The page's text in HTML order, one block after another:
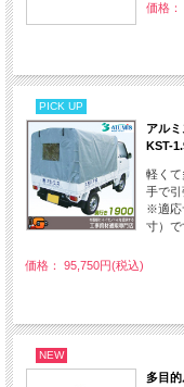
価格：
PICK UP
アル
KST-
軽くて
手で引
※適応
寸）で
価格： 95,750円(税込)
NEW
多目